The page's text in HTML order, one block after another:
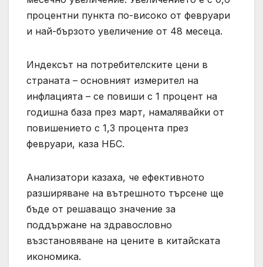
процентни пункта по-високо от февруари
и най-бързото увеличение от 48 месеца.
Индексът на потребителските цени в
страната – основният измерител на
инфлацията – се повиши с 1 процент на
годишна база през март, намалявайки от
повишението с 1,3 процента през
февруари, каза НБС.
Анализатори казаха, че ефективното
разширяване на вътрешното търсене ще
бъде от решаващо значение за
поддържане на здравословно
възстановяване на цените в китайската
икономика.